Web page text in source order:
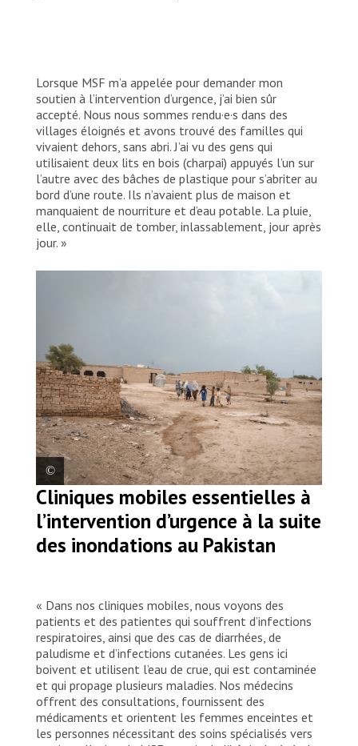
Lorsque MSF m’a appelée pour demander mon
soutien à l’intervention d’urgence, j’ai bien sûr
accepté. Nous nous sommes rendu·e·s dans des
villages éloignés et avons trouvé des familles qui
vivaient dehors, sans abri. J’ai vu des gens qui
utilisaient deux lits en bois (charpai) appuyés l’un sur
l’autre avec des bâches de plastique pour s’abriter au
bord d’une route. Ils n’avaient plus de maison et
manquaient de nourriture et d’eau potable. La pluie,
elle, continuait de tomber, inlassablement, jour après
jour. »
Une vue de la maison d’Akeela dans le
village Mir Gul Hassan Manjhoo Shoori.
Cette maison se trouve actuellement sous
Cliniques mobiles essentielles à
l’intervention d’urgence à la suite
des inondations au Pakistan
« Dans nos cliniques mobiles, nous voyons des
patients et des patientes qui souffrent d’infections
respiratoires, ainsi que des cas de diarrhées, de
paludisme et d’infections cutanées. Les gens ici
boivent et utilisent l’eau de crue, qui est contaminée
et qui propage plusieurs maladies. Nos médecins
offrent des consultations, fournissent des
médicaments et orientent les femmes enceintes et
les personnes nécessitant des soins spécialisés vers